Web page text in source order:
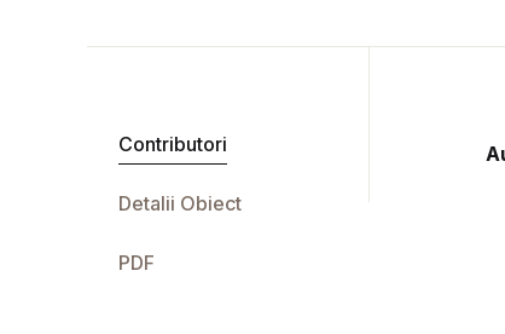
Contributori
Detalii Obiect
PDF